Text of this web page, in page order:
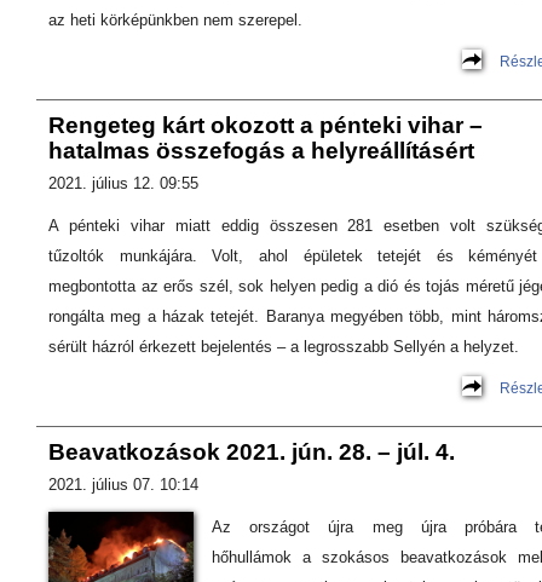
az heti körképünkben nem szerepel.
Rengeteg kárt okozott a pénteki vihar –
hatalmas összefogás a helyreállításért
2021. július 12. 09:55
A pénteki vihar miatt eddig összesen 281 esetben volt
tűzoltók munkájára. Volt, ahol épületek tetejét és
megbontotta az erős szél, sok helyen pedig a dió és tojás méretű
rongálta meg a házak tetejét. Baranya megyében több, mint
sérült házról érkezett bejelentés – a legrosszabb Sellyén a helyzet.
Beavatkozások 2021. jún. 28. – júl. 4.
2021. július 07. 10:14
Az országot újra meg újra próbára
hőhullámok a szokásos beavatkozások